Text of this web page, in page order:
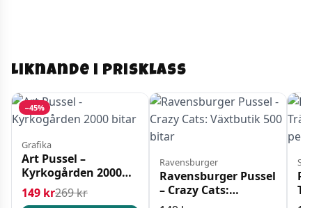
Liknande i prisklass
−45%
Grafika
Art Pussel –
Kyrkogården 2000
bitar 269krDet ursprungliga priset var: 269 kr.
149 kr
Det nuvarande priset är: 149 kr.
Ravensburger
Ravensburger Pussel
– Crazy Cats:
Växtbutik 500 bitar